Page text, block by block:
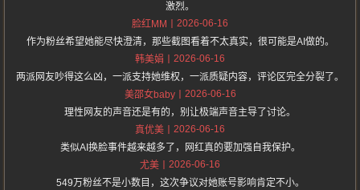
激烈。
脸红MM
2026-06-16
作为粉丝希望她能尽快澄清，那些截图看着不太真实，很可能是AI做的。
韩美娟
2026-06-16
两派网友吵得这么凶，一派支持她维权，一派质疑内容，评论区完全分裂了。
美邵女baby
2026-06-16
理性网友的声音还是有的，别让极端声音主导了讨论。
真优美
2026-06-16
类似AI换脸事件越来越多了，网红真的要加强自我保护。
尤美
2026-06-16
549万粉丝不是小数目，这次争议对她账号影响肯定不小。